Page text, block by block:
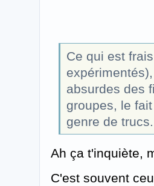
Ce qui est
absurdes des
groupes, le
genre de trucs.
Ah ça t'inquiète,
C'est souvent